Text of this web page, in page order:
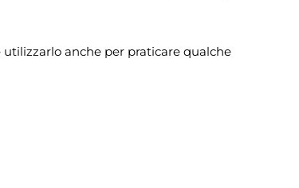
anche per praticare qualche